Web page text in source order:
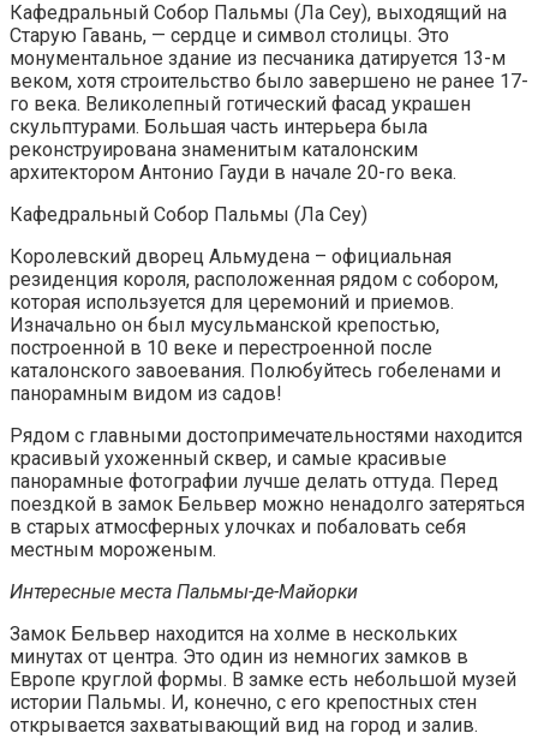
Кафедральный Собор Пальмы (Ла Сеу), выходящий на
Старую Гавань, — сердце и символ столицы. Это
монументальное здание из песчаника датируется 13-м
веком, хотя строительство было завершено не ранее 17-
го века. Великолепный готический фасад украшен
скульптурами. Большая часть интерьера была
реконструирована знаменитым каталонским
архитектором Антонио Гауди в начале 20-го века.
Кафедральный Собор Пальмы (Ла Сеу)
Королевский дворец Альмудена – официальная
резиденция короля, расположенная рядом с собором,
которая используется для церемоний и приемов.
Изначально он был мусульманской крепостью,
построенной в 10 веке и перестроенной после
каталонского завоевания. Полюбуйтесь гобеленами и
панорамным видом из садов!
Рядом с главными достопримечательностями находится
красивый ухоженный сквер, и самые красивые
панорамные фотографии лучше делать оттуда. Перед
поездкой в замок Бельвер можно ненадолго затеряться
в старых атмосферных улочках и побаловать себя
местным мороженым.
Интересные места Пальмы-де-Майорки
Замок Бельвер находится на холме в нескольких
минутах от центра. Это один из немногих замков в
Европе круглой формы. В замке есть небольшой музей
истории Пальмы. И, конечно, с его крепостных стен
открывается захватывающий вид на город и залив.